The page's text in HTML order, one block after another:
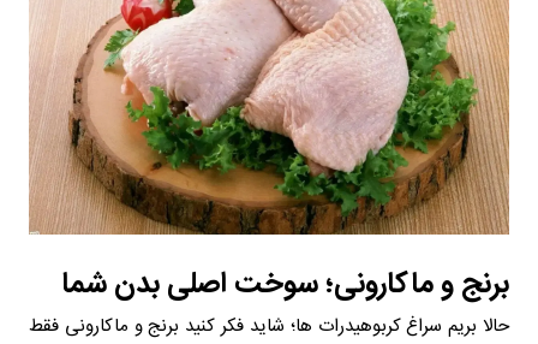
برنج و ماکارونی؛ سوخت اصلی بدن شما
حالا بریم سراغ کربوهیدرات‌ ها؛ شاید فکر کنید برنج و ماکارونی فقط